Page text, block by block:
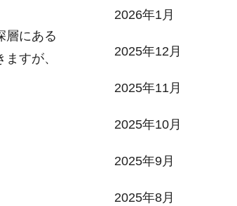
層にある
すが、
2026年1月
2025年12月
2025年11月
2025年10月
2025年9月
2025年8月